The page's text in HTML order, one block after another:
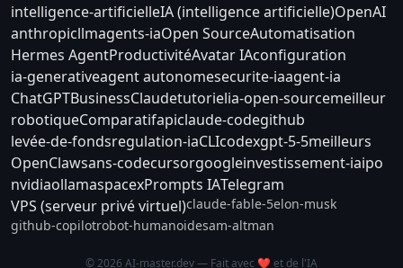
intelligence-artificielleIA (intelligence artificielle)OpenAI
anthropicllmagents-iaOpen SourceAutomatisation
Hermes AgentProductivitéAvatar IAconfiguration
ia-generativeagent autonomesecurite-iaagent-ia
ChatGPTBusinessClaudetutorielia-open-sourcemeilleur
robotiqueComparatifapiclaude-codegithub
levée-de-fondsregulation-iaCLIcodexgpt-5-5meilleurs
OpenClawsans-codecursorgoogleinvestissement-iaipo
nvidiaollamaspacexPrompts IATelegram
VPS (serveur privé virtuel)claude-fable-5elon-musk
github-copilotrobot-humanoidesam-altman
© 2026 AI-master.dev — Fait avec ❤️ et de l'IA